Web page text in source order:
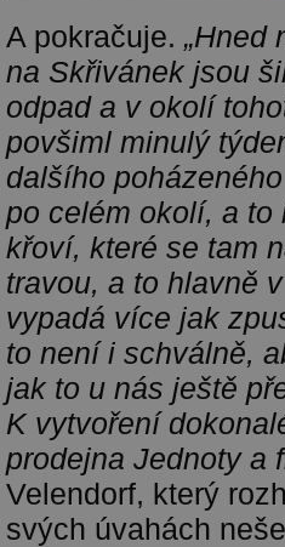
A pokračuje. „Hned
na Skřivánek jsou
odpad a v okolí
povšiml minulý
dalšího
po celém okolí, a to
křoví, které se tam
travou, a to hlavně
vypadá více jak
to není i schválně,
jak to u nás ještě
K vytvoření
prodejna Jednoty a
Velendorf, který
svých úvahách